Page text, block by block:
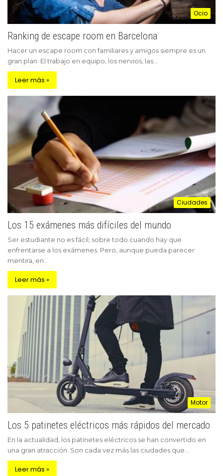
Ocio
Ranking de escape room en Barcelona
Hacer un escape room con familiares y amigos siempre es un
gran plan. El trabajo en equipo, los nervios, las…
Leer más »
Ciudades
Los 15 exámenes más difíciles del mundo
Ser estudiante no es fácil, sobre todo cuando hay que
enfrentarse a los exámenes. Pero, aunque pueda parecer
mentira, en…
Leer más »
Motor
Los 5 patinetes eléctricos más rápidos del mercado
En la actualidad, los patinetes eléctricos se han convertido en
una gran atracción. Son cada vez más las ciudades que…
Leer más »